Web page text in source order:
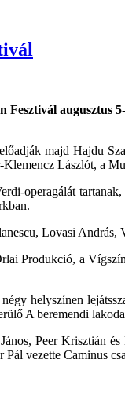
Fesztivál
majd Hajdu
Lászlót, a
operagálát
Lovasi
Produkció, a
helyszínen
A beremendi
Peer Krisztián
vezette Caminus